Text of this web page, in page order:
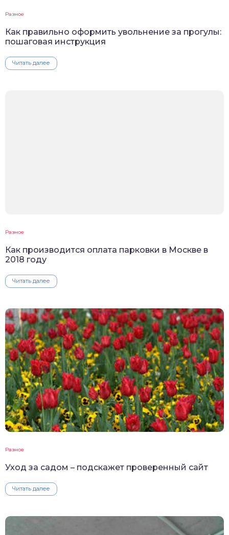
Разное
Как правильно оформить увольнение за прогулы:
пошаговая инструкция
Читать далее
Разное
Как производится оплата парковки в Москве в
2018 году
Читать далее
Разное
Уход за садом – подскажет проверенный сайт
Читать далее